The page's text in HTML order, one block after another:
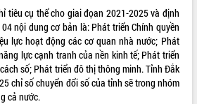
tiêu cụ thể cho giai đọan 2021-2025 và định
nội dung cơ bản là: Phát triển Chính quyền
lực hoạt động các cơ quan nhà nước; Phát
lực cạnh tranh của nền kinh tế; Phát triển
số; Phát triển đô thị thông minh. Tỉnh Đắk
chỉ số chuyển đổi số của tỉnh sẽ trong nhóm
cả nước.